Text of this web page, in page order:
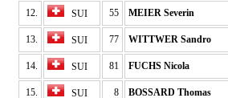
12. SUI 55 MEIER Severin
13. SUI 77 WITTWER Sandro
14. SUI 81 FUCHS Nicola
15. SUI 8 BOSSARD Thomas